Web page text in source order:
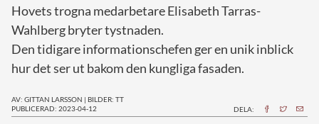
Hovets trogna medarbetare Elisabeth Tarras-
Wahlberg bryter tystnaden.
Den tidigare informationschefen ger en unik inblick
hur det ser ut bakom den kungliga fasaden.
AV: GITTAN LARSSON | BILDER: TT
PUBLICERAD: 2023-04-12
DELA: